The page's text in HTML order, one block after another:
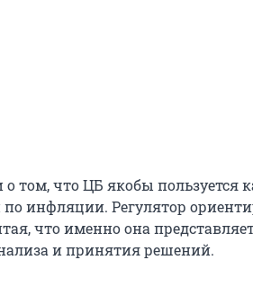
о том, что ЦБ якобы пользуется
инфляции. Регулятор
что именно она
и принятия решений.